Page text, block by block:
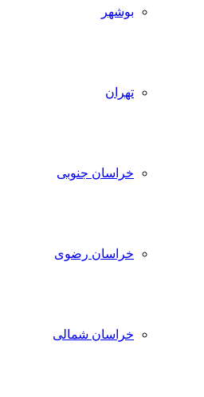
بوشهر
تهران
خراسان جنوبی
خراسان رضوی
خراسان شمالی